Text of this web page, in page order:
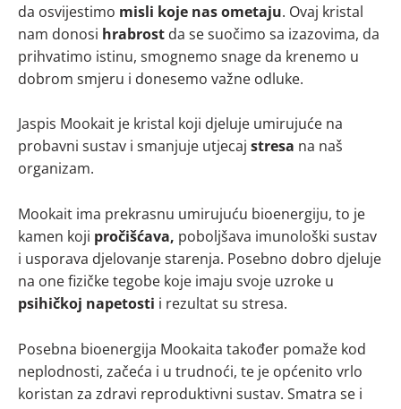
da osvijestimo misli koje nas ometaju. Ovaj kristal
nam donosi hrabrost da se suočimo sa izazovima, da
prihvatimo istinu, smognemo snage da krenemo u
dobrom smjeru i donesemo važne odluke.
Jaspis Mookait je kristal koji djeluje umirujuće na
probavni sustav i smanjuje utjecaj stresa na naš
organizam.
Mookait ima prekrasnu umirujuću bioenergiju, to je
kamen koji pročišćava, poboljšava imunološki sustav
i usporava djelovanje starenja. Posebno dobro djeluje
na one fizičke tegobe koje imaju svoje uzroke u
psihičkoj napetosti i rezultat su stresa.
Posebna bioenergija Mookaita također pomaže kod
neplodnosti, začeća i u trudnoći, te je općenito vrlo
koristan za zdravi reproduktivni sustav. Smatra se i